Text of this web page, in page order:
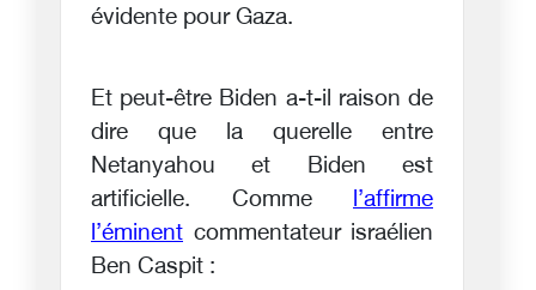
évidente pour Gaza.
Et peut-être Biden a-t-il raison de
dire que la querelle entre
Netanyahou et Biden est
artificielle. Comme l’affirme
l’éminent commentateur israélien
Ben Caspit :